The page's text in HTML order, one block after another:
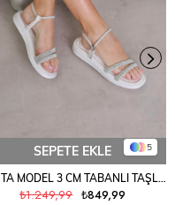
5
SEPETE EKLE
WİSTA MODEL 3 CM TABANLI TAŞLI SANDALET BEYAZ
₺849,99
₺1.249,99